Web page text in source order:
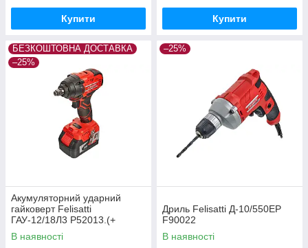
Купити Купити
БЕЗКОШТОВНА ДОСТАВКА
–25%
Акумуляторний ударний
гайковерт Felisatti
ГАУ-12/18Л3 P52013.(+
акумулятор + зарядний
пристрій) (БЕЗЩІТКОВИЙ
В наявності
–25%
Дриль Felisatti Д-10/550ЕР
F90022
В наявності